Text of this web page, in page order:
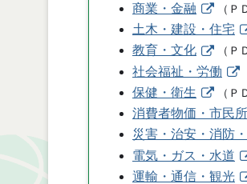
商業・金融 （ Ｐ
土木・建設・住宅
教育・文化 （ Ｐ
社会福祉・労働
保健・衛生 （ Ｐ
消費者物価・市民
災害・治安・消防
電気・ガス・水道
運輸・通信・観光